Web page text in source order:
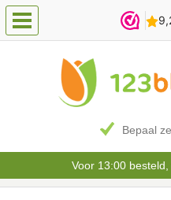
Bepaal
Voor 13:00